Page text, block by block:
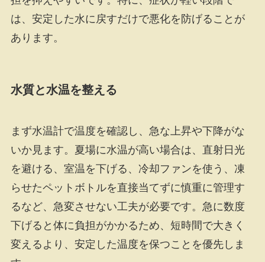
は、安定した水に戻すだけで悪化を防げることが
あります。
水質と水温を整える
まず水温計で温度を確認し、急な上昇や下降がな
いか見ます。夏場に水温が高い場合は、直射日光
を避ける、室温を下げる、冷却ファンを使う、凍
らせたペットボトルを直接当てずに慎重に管理す
るなど、急変させない工夫が必要です。急に数度
下げると体に負担がかかるため、短時間で大きく
変えるより、安定した温度を保つことを優先しま